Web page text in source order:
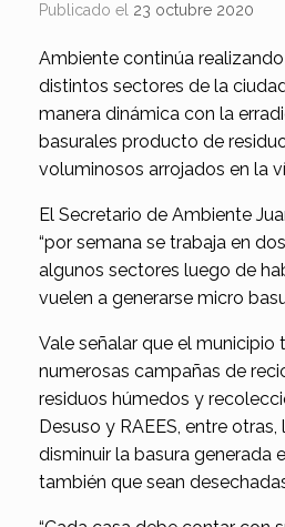
Publicado el 23 octubre 2020
Ambiente continúa
distintos sectores de la
manera dinámica con la
basurales producto de
voluminosos arrojados en la
El Secretario de Ambiente
“por semana se trabaja en
algunos sectores luego de
vuelen a generarse micro
Vale señalar que el municipio
numerosas campañas de
residuos húmedos y
Desuso y RAEES, entre
disminuir la basura generada
también que sean